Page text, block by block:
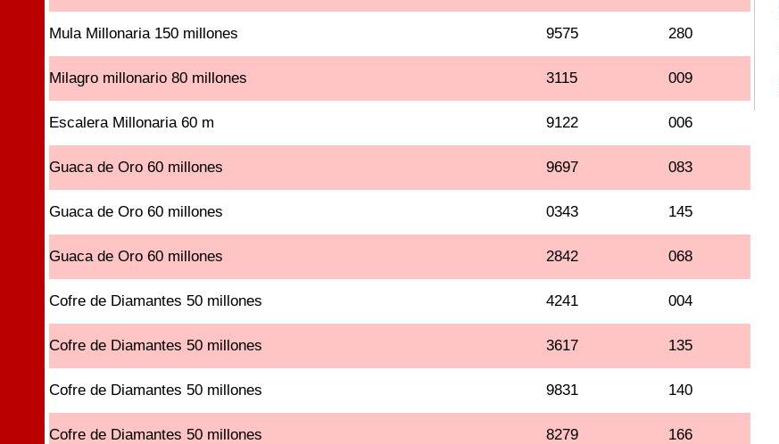
Mula Millonaria 150 millones 9575 280
Milagro millonario 80 millones 3115 009
Escalera Millonaria 60 m 9122 006
Guaca de Oro 60 millones 9697 083
Guaca de Oro 60 millones 0343 145
Guaca de Oro 60 millones 2842 068
Cofre de Diamantes 50 millones 4241 004
Cofre de Diamantes 50 millones 3617 135
Cofre de Diamantes 50 millones 9831 140
Cofre de Diamantes 50 millones 8279 166